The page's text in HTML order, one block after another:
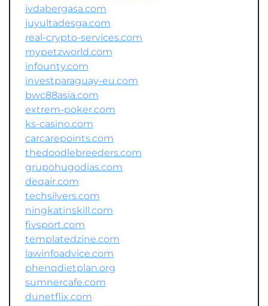
ivdabergasa.com
juyultadesga.com
real-crypto-services.com
mypetzworld.com
infounty.com
investparaguay-eu.com
bwc88asia.com
extrem-poker.com
ks-casino.com
carcarepoints.com
thedoodlebreeders.com
grupohugodias.com
deqair.com
techsilvers.com
ningkatinskill.com
fivsport.com
templatedzine.com
lawinfoadvice.com
phenqdietplan.org
sumnercafe.com
dunetflix.com